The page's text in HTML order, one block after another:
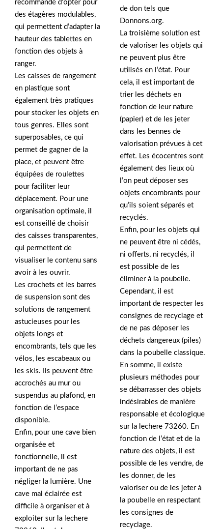
recommandé d’opter pour
des étagères modulables,
qui permettent d’adapter la
hauteur des tablettes en
fonction des objets à
ranger.
Les caisses de rangement
en plastique sont
également très pratiques
pour stocker les objets en
tous genres. Elles sont
superposables, ce qui
permet de gagner de la
place, et peuvent être
équipées de roulettes
pour faciliter leur
déplacement. Pour une
organisation optimale, il
est conseillé de choisir
des caisses transparentes,
qui permettent de
visualiser le contenu sans
avoir à les ouvrir.
Les crochets et les barres
de suspension sont des
solutions de rangement
astucieuses pour les
objets longs et
encombrants, tels que les
vélos, les escabeaux ou
les skis. Ils peuvent être
accrochés au mur ou
suspendus au plafond, en
fonction de l’espace
disponible.
Enfin, pour une cave bien
organisée et
fonctionnelle, il est
important de ne pas
négliger la lumière. Une
cave mal éclairée est
difficile à organiser et à
exploiter sur la lechere
de don tels que
Donnons.org.
La troisième solution est
de valoriser les objets qui
ne peuvent plus être
utilisés en l’état. Pour
cela, il est important de
trier les déchets en
fonction de leur nature
(papier) et de les jeter
dans les bennes de
valorisation prévues à cet
effet. Les écocentres sont
également des lieux où
l’on peut déposer ses
objets encombrants pour
qu’ils soient séparés et
recyclés.
Enfin, pour les objets qui
ne peuvent être ni cédés,
ni offerts, ni recyclés, il
est possible de les
éliminer à la poubelle.
Cependant, il est
important de respecter les
consignes de recyclage et
de ne pas déposer les
déchets dangereux (piles)
dans la poubelle classique.
En somme, il existe
plusieurs méthodes pour
se débarrasser des objets
indésirables de manière
responsable et écologique
sur la lechere 73260. En
fonction de l’état et de la
nature des objets, il est
possible de les vendre, de
les donner, de les
valoriser ou de les jeter à
la poubelle en respectant
les consignes de
recyclage.